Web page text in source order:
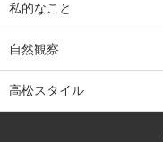
私的なこと
自然観察
高松スタイル